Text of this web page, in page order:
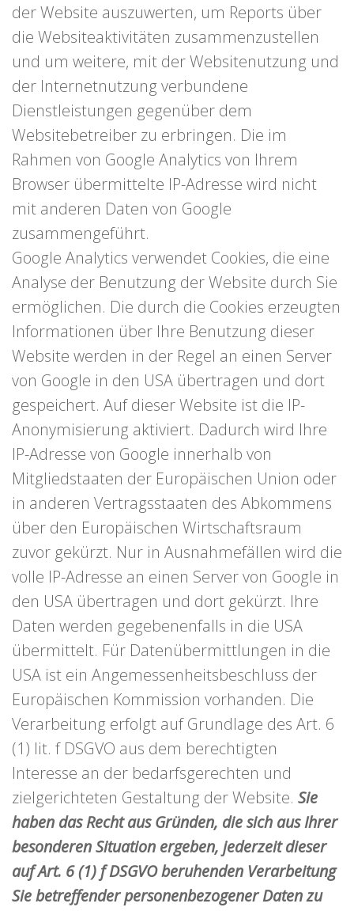
der Website auszuwerten, um Reports über
die Websiteaktivitäten zusammenzustellen
und um weitere, mit der Websitenutzung und
der Internetnutzung verbundene
Dienstleistungen gegenüber dem
Websitebetreiber zu erbringen. Die im
Rahmen von Google Analytics von Ihrem
Browser übermittelte IP-Adresse wird nicht
mit anderen Daten von Google
zusammengeführt.
Google Analytics verwendet Cookies, die eine
Analyse der Benutzung der Website durch Sie
ermöglichen. Die durch die Cookies erzeugten
Informationen über Ihre Benutzung dieser
Website werden in der Regel an einen Server
von Google in den USA übertragen und dort
gespeichert. Auf dieser Website ist die IP-
Anonymisierung aktiviert. Dadurch wird Ihre
IP-Adresse von Google innerhalb von
Mitgliedstaaten der Europäischen Union oder
in anderen Vertragsstaaten des Abkommens
über den Europäischen Wirtschaftsraum
zuvor gekürzt. Nur in Ausnahmefällen wird die
volle IP-Adresse an einen Server von Google in
den USA übertragen und dort gekürzt. Ihre
Daten werden gegebenenfalls in die USA
übermittelt. Für Datenübermittlungen in die
USA ist ein Angemessenheitsbeschluss der
Europäischen Kommission vorhanden. Die
Verarbeitung erfolgt auf Grundlage des Art. 6
(1) lit. f DSGVO aus dem berechtigten
Interesse an der bedarfsgerechten und
zielgerichteten Gestaltung der Website. Sie
haben das Recht aus Gründen, die sich aus Ihrer
besonderen Situation ergeben, jederzeit dieser
auf Art. 6 (1) f DSGVO beruhenden Verarbeitung
Sie betreffender personenbezogener Daten zu